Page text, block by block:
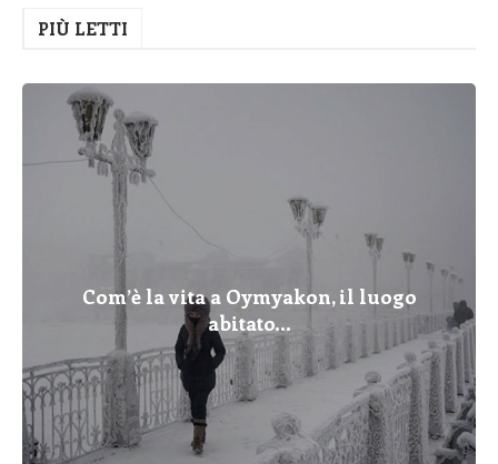
PIÙ LETTI
Com’è la vita a Oymyakon, il luogo
abitato...